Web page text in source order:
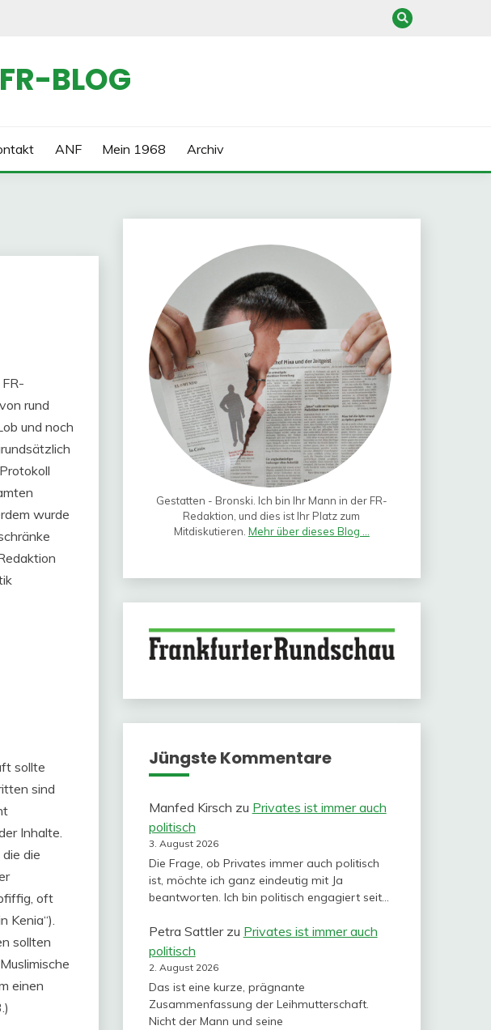
BLOG
ANF Mein 1968 Archiv
rund
und noch
wurde
sollte
sind
Inhalte.
die
oft
Kenia“).
sollten
einen
Gestatten - Bronski. Ich bin Ihr Mann in der FR-
Redaktion, und dies ist Ihr Platz zum
Mitdiskutieren. Mehr über dieses Blog ...
Jüngste Kommentare
Manfed Kirsch zu Privates ist immer auch
politisch
3. August 2026
Die Frage, ob Privates immer auch politisch
ist, möchte ich ganz eindeutig mit Ja
beantworten. Ich bin politisch engagiert seit…
Petra Sattlerzu Privates ist immer auch
politisch
2. August 2026
Das ist eine kurze, prägnante
Zusammenfassung der Leihmutterschaft.
Nicht der Mann und seine